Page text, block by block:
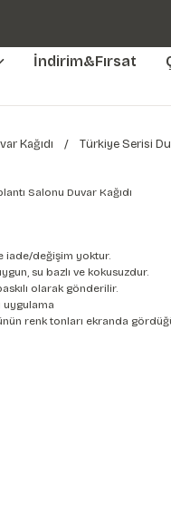
Kendinden
İndirim&Fırsat
Kağıdı Türkiye Serisi
iade/değişim yoktur.
su bazlı ve kokusuzdur.
olarak gönderilir.
uygulama
renk tonları ekranda